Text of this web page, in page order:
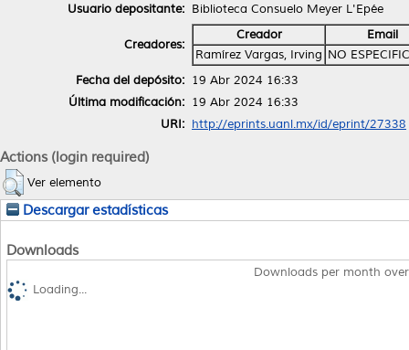
Usuario depositante: Biblioteca Consuelo Meyer L'Epée
Creadores:
Creador
Email
Ramírez Vargas, Irving NO
Fecha del depósito: 19 Abr 2024 16:33
Última modificación: 19 Abr 2024 16:33
URI: http://eprints.uanl.mx/id/eprint/27338
Actions (login required)
Ver elemento
Descargar estadísticas
Downloads
Downloads per month
Loading...